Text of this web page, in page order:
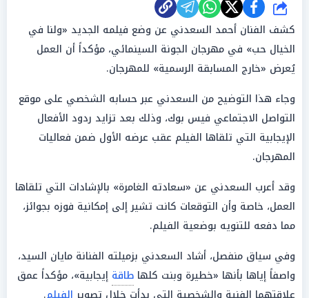
شارك
كشف الفنان أحمد السعدني عن وضع فيلمه الجديد «ولنا في
الخيال حب» في مهرجان الجونة السينمائي، مؤكداً أن العمل
يُعرض «خارج المسابقة الرسمية» للمهرجان.
وجاء هذا التوضيح من السعدني عبر حسابه الشخصي على موقع
التواصل الاجتماعي فيس بوك، وذلك بعد تزايد ردود الأفعال
الإيجابية التي تلقاها الفيلم عقب عرضه الأول ضمن فعاليات
المهرجان.
وقد أعرب السعدني عن «سعادته الغامرة» بالإشادات التي تلقاها
العمل، خاصة وأن التوقعات كانت تشير إلى إمكانية فوزه بجوائز،
مما دفعه للتنويه بوضعية الفيلم.
وفي سياق منفصل، أشاد السعدني بزميلته الفنانة مايان السيد،
واصفاً إياها بأنها «خطيرة وبنت كلها طاقة إيجابية»، مؤكداً عمق